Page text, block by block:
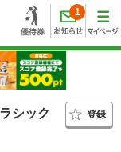
1
シック
登録